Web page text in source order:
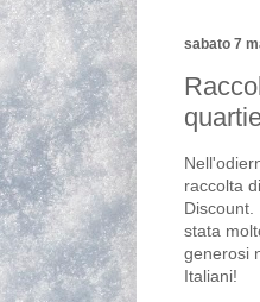
sabato 7
raccolta
Discount.
stata
generosi
Italiani!